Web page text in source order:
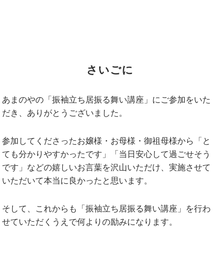
さいごに
あまのやの「振袖立ち居振る舞い講座」にご参加をいた
だき、ありがとうございました。
参加してくださったお嬢様・お母様・御祖母様から「と
ても分かりやすかったです」「当日安心して過ごせそう
です」などの嬉しいお言葉を沢山いただけ、実施させて
いただいて本当に良かったと思います。
そして、これからも「振袖立ち居振る舞い講座」を行わ
せていただくうえで何よりの励みになります。